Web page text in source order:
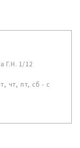
Г.Н. 1/12
чт, пт, сб - с